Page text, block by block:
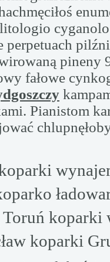
pineny
fałowe
Pianistom
koparki
koparki